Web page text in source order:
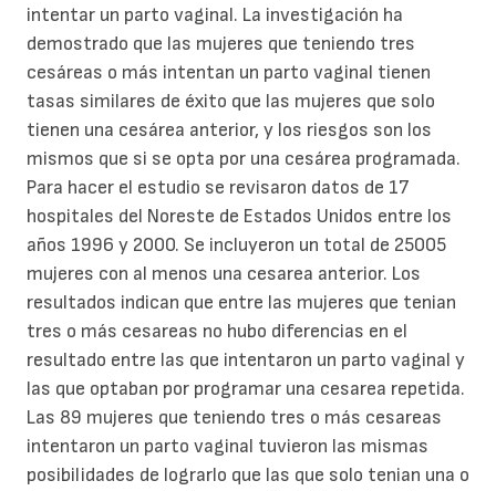
intentar un parto vaginal. La investigación ha
demostrado que las mujeres que teniendo tres
cesáreas o más intentan un parto vaginal tienen
tasas similares de éxito que las mujeres que solo
tienen una cesárea anterior, y los riesgos son los
mismos que si se opta por una cesárea programada.
Para hacer el estudio se revisaron datos de 17
hospitales del Noreste de Estados Unidos entre los
años 1996 y 2000. Se incluyeron un total de 25005
mujeres con al menos una cesarea anterior. Los
resultados indican que entre las mujeres que tenian
tres o más cesareas no hubo diferencias en el
resultado entre las que intentaron un parto vaginal y
las que optaban por programar una cesarea repetida.
Las 89 mujeres que teniendo tres o más cesareas
intentaron un parto vaginal tuvieron las mismas
posibilidades de lograrlo que las que solo tenian una o